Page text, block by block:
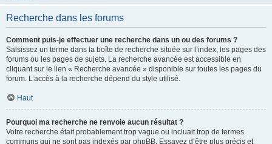
Recherche dans les forums
Comment puis-je effectuer une recherche dans un ou des forums ?
Saisissez un terme dans la boîte de recherche située sur l’index, les pages des
forums ou les pages de sujets. La recherche avancée est accessible en
cliquant sur le lien « Recherche avancée » disponible sur toutes les pages du
forum. L’accès à la recherche dépend du style utilisé.
Haut
Pourquoi ma recherche ne renvoie aucun résultat ?
Votre recherche était probablement trop vague ou incluait trop de termes
communs qui ne sont pas indexés par phpBB. Essayez d’être plus précis et